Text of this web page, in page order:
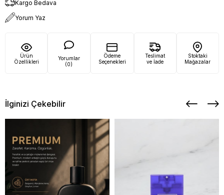
Kargo Bedava
Yorum Yaz
Ürün
Özellikleri
Yorumlar
(0)
Ödeme
Seçenekleri
Teslimat
ve İade
Stoktaki
Mağazalar
İlginizi Çekebilir